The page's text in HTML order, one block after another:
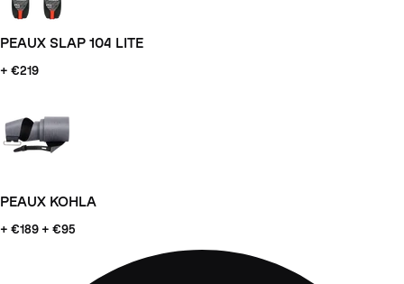
PEAUX SLAP 104 LITE
+ €219
PEAUX KOHLA
+ €189 + €95